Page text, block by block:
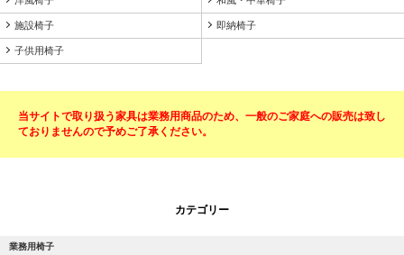
施設椅子 即納椅子
子供用椅子
当サイトで取り扱う家具は業務用商品のため、一般のご家庭への販売は致し
ておりませんので予めご了承ください。
カテゴリー
業務用椅子